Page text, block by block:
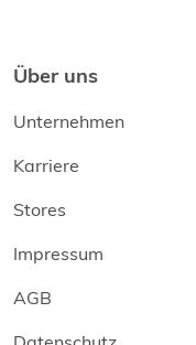
Über uns
Unternehmen
Karriere
Stores
Impressum
AGB